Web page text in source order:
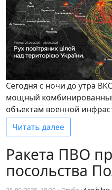
Сегодня с ночи до утра
мощный
объектам военной
Читать далее
Ракета ПВО
посольства